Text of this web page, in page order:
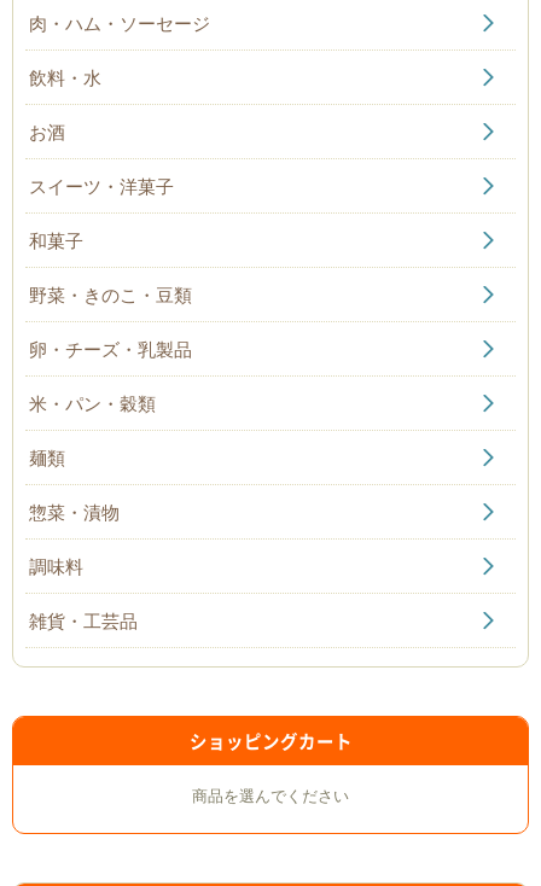
肉・ハム・ソーセージ
飲料・水
お酒
スイーツ・洋菓子
和菓子
野菜・きのこ・豆類
卵・チーズ・乳製品
米・パン・穀類
麺類
惣菜・漬物
調味料
雑貨・工芸品
ショッピングカート
商品を選んでください